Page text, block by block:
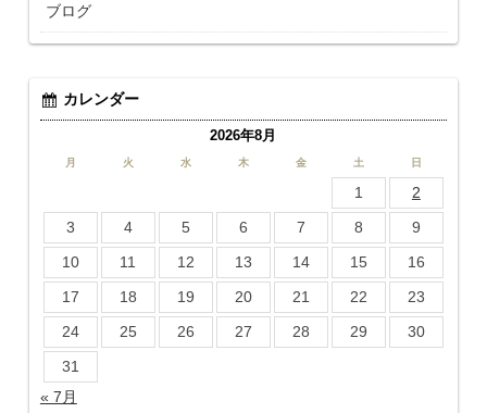
ブログ
カレンダー
2026年8月
月 火 水 木 金 土 日
1
2
3
4 5 6 7 8
9
10
11 12 13 14 15
16
17
18 19 20 21 22
23
24
25 26 27 28 29
30
31
« 7月